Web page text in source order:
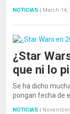
NOTICIAS | March 14,
¿Star
que ni lo
Se ha dicho
pongan fecha de
NOTICIAS |